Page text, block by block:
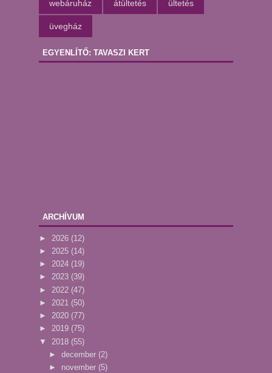
webáruház átültetés ültetés
üvegház
EGYENLÍTŐ: TAVASZI KERT
ARCHÍVUM
► 2026 (12)
► 2025 (14)
► 2024 (19)
► 2023 (39)
► 2022 (47)
► 2021 (50)
► 2020 (77)
► 2019 (75)
▼ 2018 (55)
► december (2)
► november (5)